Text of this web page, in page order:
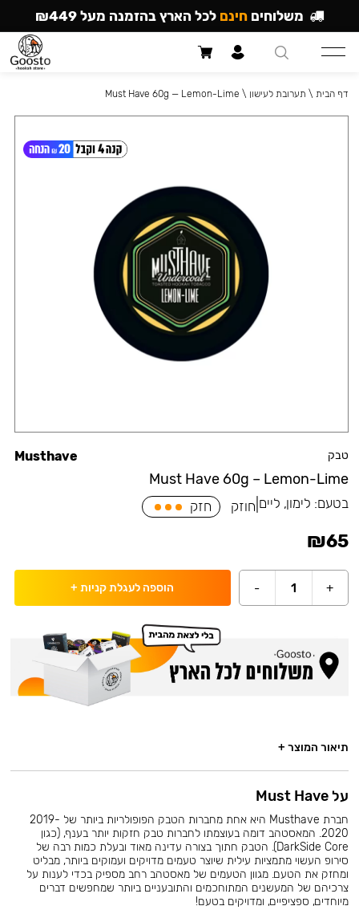
טבק
Must Have 60g – Lemon-Lime
Musthave
בטעם: לימון, ליים חוזק חזק
₪65
+
1
- הוספה לעגלת קניות +
דף הבית \ תערובת לעישון \
Must Have 60g — Lemon-Lime
תיאור המוצר +
על Must Have
חברת Musthave היא אחת מחברות הטבק הפופולריות ביותר של 2019-
2020. המאסטהב דומה בעוצמתו לחברות טבק חזקות יותר בענף, (כגון
DarkSide Core). הטבק חתוך בצורה עדינה מאוד ובעלת כמות רבה של
סירופ העשוי מתמציות עילית שיוצר טעמים מדויקים ועמוקים ביותר, מבליט
ומחזק את הטעם. מגוון הטעמים של מאסטהב רחב מספיק בכדי לענות על
צרכיהם של המעשנים המתוחכמים והתובעניים ביותר שמחפשים דברים
מיוחדים, ספציפיים, ומדויקים בטעם!
משלוחים חינם לכל הארץ בהזמנה מעל ₪449